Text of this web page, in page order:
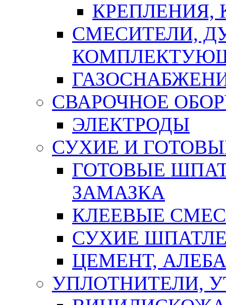
СМЕСИТЕЛИ,
СВАРОЧНОЕ
ЭЛЕКТРОДЫ
СУХИЕ И
ГОТОВЫЕ
ЗАМАЗКА
КЛЕЕВЫЕ
СУХИЕ
ЦЕМЕНТ,
УПЛОТНИТЕЛИ,